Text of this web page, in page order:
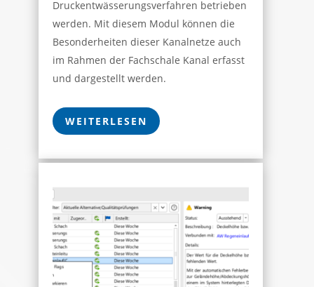
Druckentwässerungsverfahren betrieben
werden. Mit diesem Modul können die
Besonderheiten dieser Kanalnetze auch
im Rahmen der Fachschale Kanal erfasst
und dargestellt werden.
WEITERLESEN